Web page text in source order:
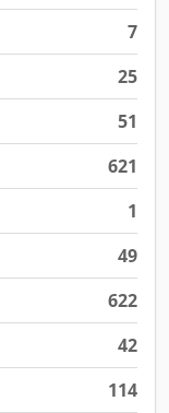
7
25
51
621
1
49
622
42
114